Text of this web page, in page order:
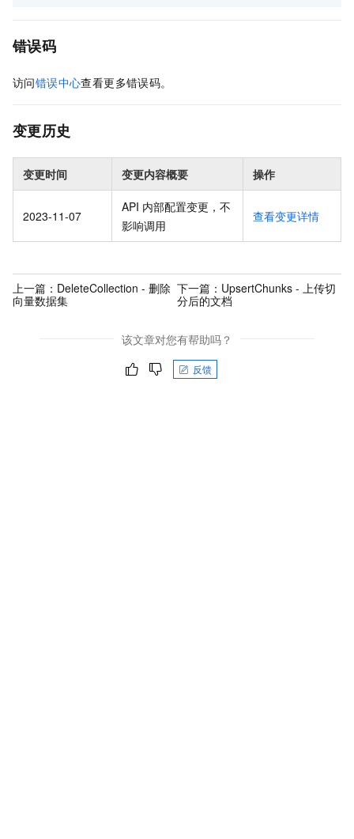
错误码
访问错误中心查看更多错误码。
变更历史
变更时间 变更内容概要 操作
2023-11-07
API 内部配置变更，不
影响调用
查看变更详情
上一篇： DeleteCollection - 删除
向量数据集
下一篇： UpsertChunks - 上传切
分后的文档
该文章对您有帮助吗？
反馈